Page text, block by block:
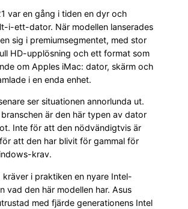
var en gång i tiden en dyr och
i-ett-dator. När modellen lanserades
sig i premiumsegmentet, med stor
HD-upplösning och ett format som
om Apples iMac: dator, skärm och
i en enda enhet.
ser situationen annorlunda ut.
branschen är den här typen av dator
Inte för att den nödvändigtvis är
att den har blivit för gammal för
krav.
kräver i praktiken en nyare Intel-
vad den här modellen har. Asus
med fjärde generationens Intel